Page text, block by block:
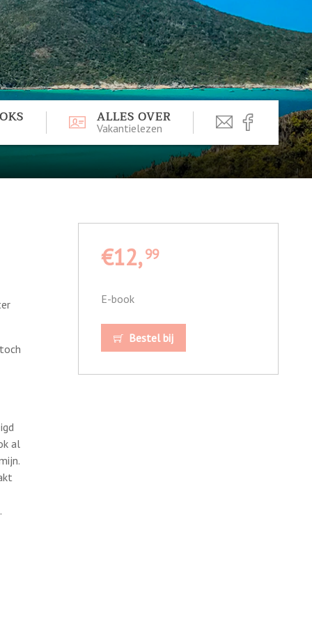
ALLES OVER
Vakantielezen
al
€12,99
E-book
Bestel bij